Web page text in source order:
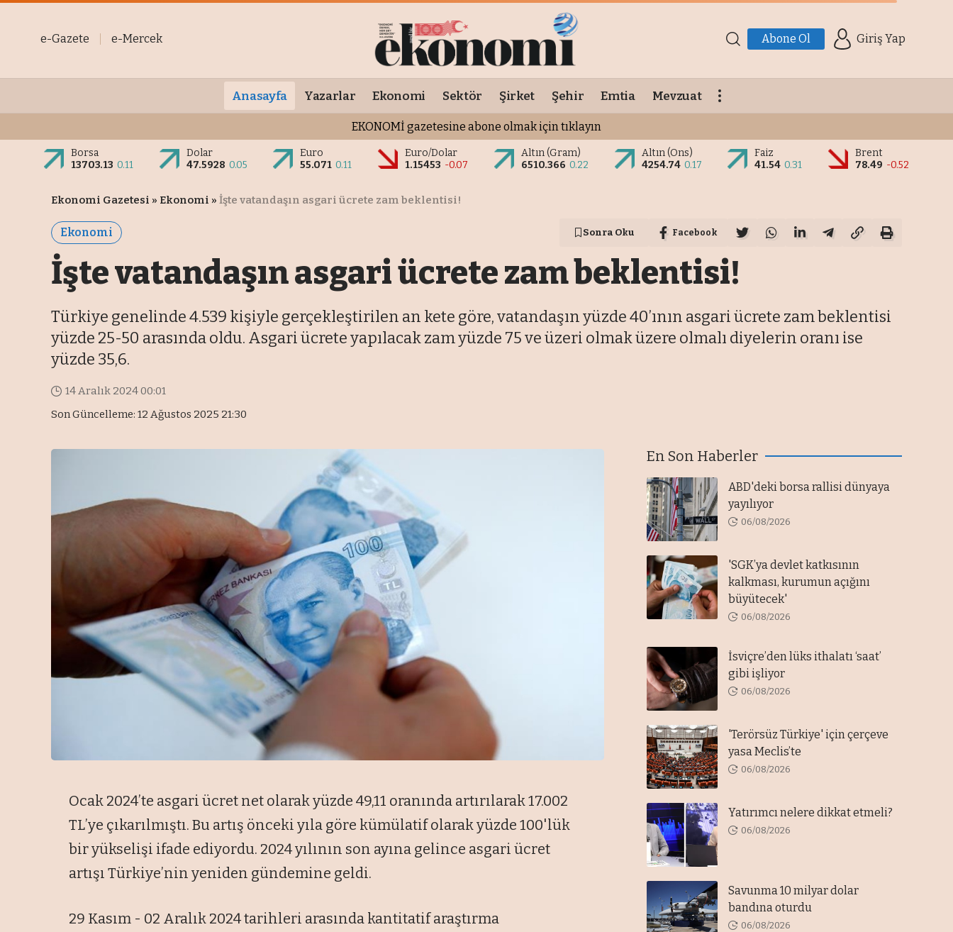
e-Gazete e-Mercek Abone Ol Giriş Yap
Anasayfa Yazarlar Ekonomi Sektör Şirket Şehir Emtia Mevzuat
EKONOMİ gazetesine abone olmak için tıklayın
Borsa
13703.13 0.11
Dolar
47.5928 0.05
Euro
55.071 0.11
Euro/Dolar
1.15453 -0.07
Altın (Gram)
6510.366 0.22
Altın (Ons)
4254.74 0.17
Faiz
41.54 0.31
Brent
78.49 -0.52
Ekonomi Gazetesi » Ekonomi » İşte vatandaşın asgari ücrete zam beklentisi!
Ekonomi Sonra Oku Facebook
İşte vatandaşın asgari ücrete zam beklentisi!
Türkiye genelinde 4.539 kişiyle gerçekleştirilen an kete göre, vatandaşın yüzde 40’ının asgari ücrete zam beklentisi
yüzde 25-50 arasında oldu. Asgari ücrete yapılacak zam yüzde 75 ve üzeri olmak üzere olmalı diyelerin oranı ise
yüzde 35,6.
Son Güncelleme: 12 Ağustos 2025 21:30
14 Aralık 2024 00:01
Ocak 2024’te asgari ücret net olarak yüzde 49,11 oranında artırılarak 17.002
TL’ye çıkarılmıştı. Bu artış önceki yıla göre kümülatif olarak yüzde 100'lük
bir yükselişi ifade ediyordu. 2024 yılının son ayına gelince asgari ücret
artışı Türkiye’nin yeniden gündemine geldi.
29 Kasım - 02 Aralık 2024 tarihleri arasında kantitatif araştırma
En Son Haberler
ABD'deki borsa rallisi dünyaya
yayılıyor
06/08/2026
'SGK’ya devlet katkısının
kalkması, kurumun açığını
büyütecek'
06/08/2026
İsviçre’den lüks ithalatı ‘saat’
gibi işliyor
06/08/2026
'Terörsüz Türkiye' için çerçeve
yasa Meclis’te
06/08/2026
Yatırımcı nelere dikkat etmeli?
06/08/2026
Savunma 10 milyar dolar
bandına oturdu
06/08/2026